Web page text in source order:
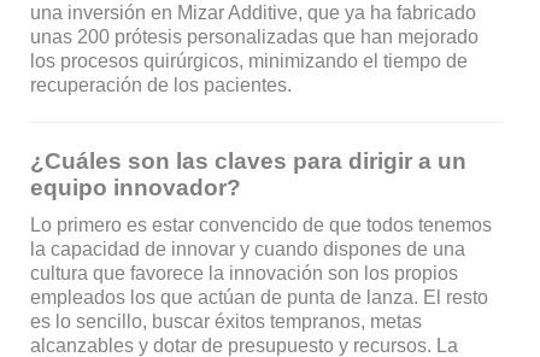
una inversión en Mizar Additive, que ya ha fabricado
unas 200 prótesis personalizadas que han mejorado
los procesos quirúrgicos, minimizando el tiempo de
recuperación de los pacientes.
¿Cuáles son las claves para dirigir a un
equipo innovador?
Lo primero es estar convencido de que todos tenemos
la capacidad de innovar y cuando dispones de una
cultura que favorece la innovación son los propios
empleados los que actúan de punta de lanza. El resto
es lo sencillo, buscar éxitos tempranos, metas
alcanzables y dotar de presupuesto y recursos. La